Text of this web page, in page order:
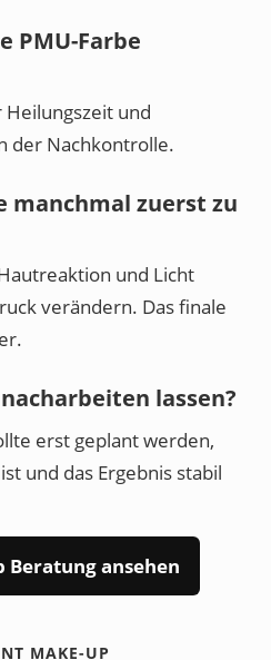
PMU-Farbe
Heilungszeit und
der Nachkontrolle.
manchmal zuerst zu
und Licht
verändern. Das finale
lassen?
erst geplant werden,
und das Ergebnis stabil
Beratung ansehen
MAKE-UP